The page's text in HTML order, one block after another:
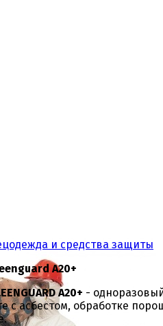
и средства защиты
A20+
A20+ -
с асбестом, обработке